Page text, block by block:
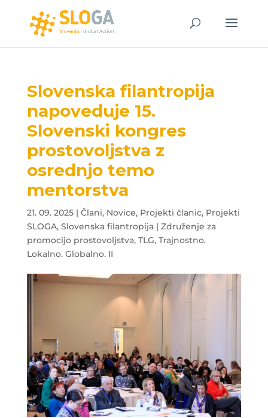
Slovenska filantropija
napoveduje 15.
Slovenski kongres
prostovoljstva z
osrednjo temo
mentorstva
21. 09. 2025| Člani, Novice, Projekti članic, Projekti
SLOGA, Slovenska filantropija | Združenje za
promocijo prostovoljstva, TLG, Trajnostno.
Lokalno. Globalno. II